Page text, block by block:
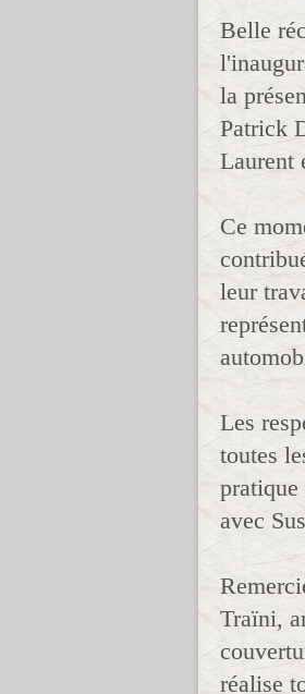
Belle
la
Patrick
Laurent
Ce
leur
Les
toutes
avec
Traïni,
réalise